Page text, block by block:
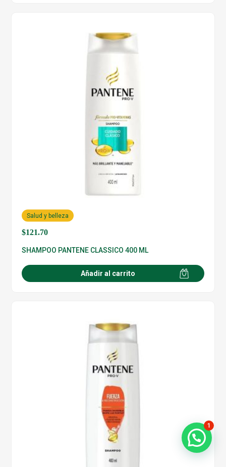
$121.70
Salud y belleza
SHAMPOO PANTENE CLASSICO 400 ML
Añadir al carrito
1